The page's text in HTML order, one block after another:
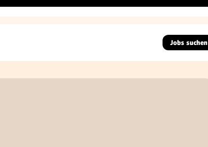
Jobs suchen